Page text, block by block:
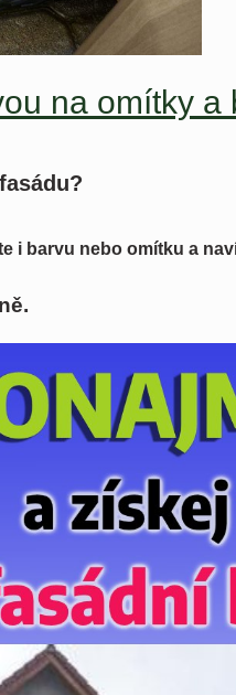
na omítky a
i barvu nebo omítku a